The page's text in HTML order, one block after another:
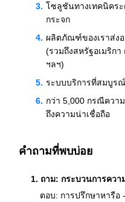
โซลูชันทางเทคนิคร
กระจก
ผลิตภัณฑ์ของเราส่งอ
(รวมถึงสหรัฐอเมริก
ฯลฯ)
ระบบบริการที่สมบูรณ์
กว่า 5,000 กรณีควา
ถึงความน่าเชื่อถือ
คำถามที่พบบ่อย
1. ถาม: กระบวนการคว
ตอบ: การปรึกษาหารือ